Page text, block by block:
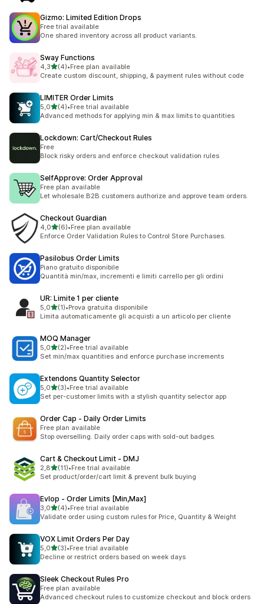
Gizmo: Limited Edition Drops
Free trial available
One shared inventory across all product variants.
Sway Functions
4,3stelle su 5
(4)
4 recensioni totali
•Free plan available
Create custom discount, shipping, & payment rules without code
LIMITER Order Limits
5,0stelle su 5
(4)
4 recensioni totali
•Free trial available
Advanced methods for applying min & max limits to quantities
Lockdown: Cart/Checkout Rules
Free
Block risky orders and enforce checkout validation rules
SelfApprove: Order Approval
Free plan available
Let wholesale B2B customers authorize and approve team orders.
Checkout Guardian
4,0stelle su 5
(6)
6 recensioni totali
•Free plan available
Enforce Order Validation Rules to Control Store Purchases.
Pasilobus Order Limits
Piano gratuito disponibile
Quantità min/max, incrementi e limiti carrello per gli ordini
UR: Limite 1 per cliente
5,0stelle su 5
(1)
1 recensioni totali
•Prova gratuita disponibile
Limita automaticamente gli acquisti a un articolo per cliente
MOQ Manager
5,0stelle su 5
(2)
2 recensioni totali
•Free trial available
Set min/max quantities and enforce purchase increments
Extendons Quantity Selector
5,0stelle su 5
(3)
3 recensioni totali
•Free trial available
Set per-customer limits with a stylish quantity selector app
Order Cap ‑ Daily Order Limits
Free plan available
Stop overselling. Daily order caps with sold-out badges.
Cart & Checkout Limit ‑ DMJ
2,8stelle su 5
(11)
11 recensioni totali
•Free trial available
Set product/order/cart limit & prevent bulk buying
Evlop ‑ Order Limits [Min,Max]
3,0stelle su 5
(4)
4 recensioni totali
•Free trial available
Validate order using custom rules for Price, Quantity & Weight
VOX Limit Orders Per Day
5,0stelle su 5
(3)
3 recensioni totali
•Free trial available
Decline or restrict orders based on week days
Sleek Checkout Rules Pro
Free plan available
Advanced checkout rules to customize checkout and block orders